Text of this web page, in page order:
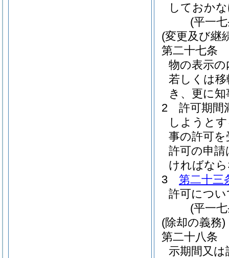
しておか
(平一
(変更及び継
第二十七条
物の表示
若しくは
き、更に
2
許可期間
しようと
事の許可
許可の申
ければな
3
第二十三
許可につ
(平一
(除却の義務)
第二十八条
示期間又